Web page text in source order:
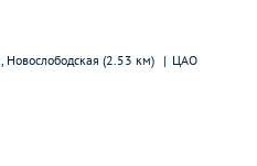
Новослободская (2.53 км) ЦАО